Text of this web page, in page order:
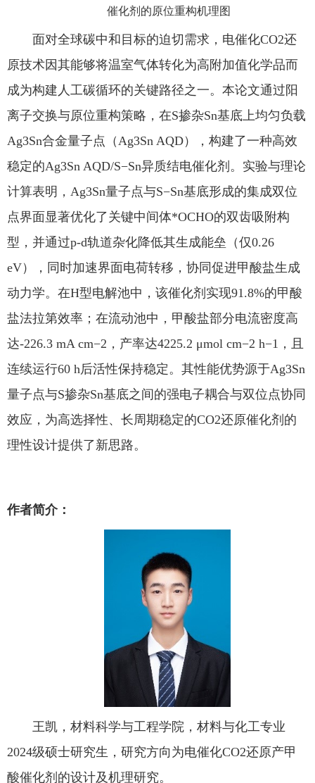
催化剂的原位重构机理图
面对全球碳中和目标的迫切需求，电催化CO2还
原技术因其能够将温室气体转化为高附加值化学品而
成为构建人工碳循环的关键路径之一。本论文通过阳
离子交换与原位重构策略，在S掺杂Sn基底上均匀负载
Ag3Sn合金量子点（Ag3Sn AQD），构建了一种高效
稳定的Ag3Sn AQD/S−Sn异质结电催化剂。实验与理论
计算表明，Ag3Sn量子点与S−Sn基底形成的集成双位
点界面显著优化了关键中间体*OCHO的双齿吸附构
型，并通过p-d轨道杂化降低其生成能垒（仅0.26
eV），同时加速界面电荷转移，协同促进甲酸盐生成
动力学。在H型电解池中，该催化剂实现91.8%的甲酸
盐法拉第效率；在流动池中，甲酸盐部分电流密度高
达-226.3 mA cm−2，产率达4225.2 μmol cm−2 h−1，且
连续运行60 h后活性保持稳定。其性能优势源于Ag3Sn
量子点与S掺杂Sn基底之间的强电子耦合与双位点协同
效应，为高选择性、长周期稳定的CO2还原催化剂的
理性设计提供了新思路。
作者简介：
王凯，材料科学与工程学院，材料与化工专业
2024级硕士研究生，研究方向为电催化CO2还原产甲
酸催化剂的设计及机理研究。